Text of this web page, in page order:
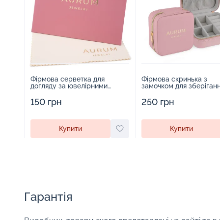
Фірмова серветка для
догляду за ювелірними
150 грн
Купити
Фірмова скринька з
замочком для
250 грн
Купити
Гарантія